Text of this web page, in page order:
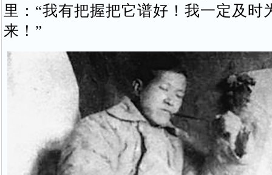
里：“我有把握把它谱好！我一定及时
来！”